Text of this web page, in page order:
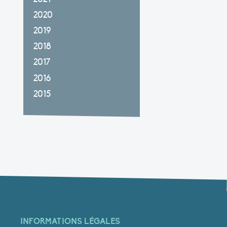
2020
2019
2018
2017
2016
2015
INFORMATIONS LÉGALES